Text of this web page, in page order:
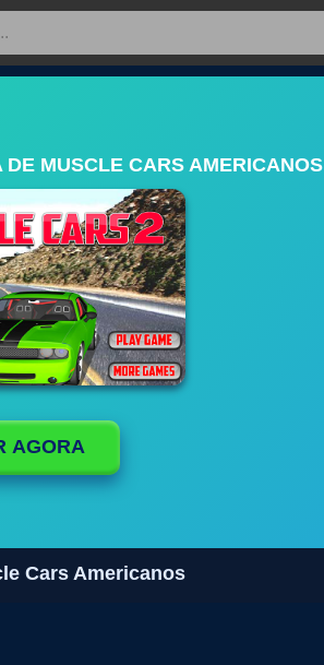
MUSCLE CARS AMERICANOS
AGORA
Cars Americanos